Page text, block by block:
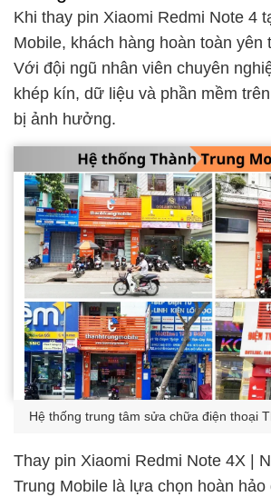
Khi thay pin Xiaomi Redmi Note 4
Mobile, khách hàng hoàn toàn yên
Với đội ngũ nhân viên chuyên
khép kín, dữ liệu và phần mềm
bị ảnh hưởng.
Hệ thống trung tâm sửa chữa điện thoại
Thay pin Xiaomi Redmi Note 4X |
Trung Mobile là lựa chọn hoàn